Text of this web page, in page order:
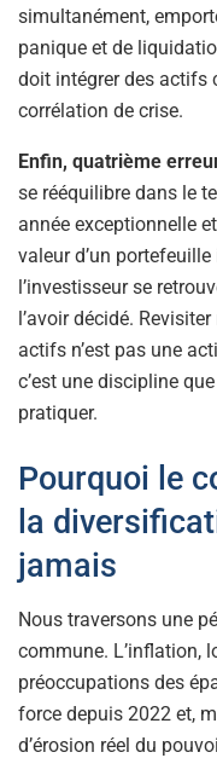
simultanément,
panique et de
doit intégrer des actifs
corrélation de crise.
Enfin, quatrième
se rééquilibre dans le
année exceptionnelle
valeur d’un
l’investisseur se
l’avoir décidé.
actifs n’est pas une
c’est une discipline
pratiquer.
Pourquoi le
la
jamais
Nous traversons une
commune. L’inflation,
préoccupations des
force depuis 2022 et,
d’érosion réel du